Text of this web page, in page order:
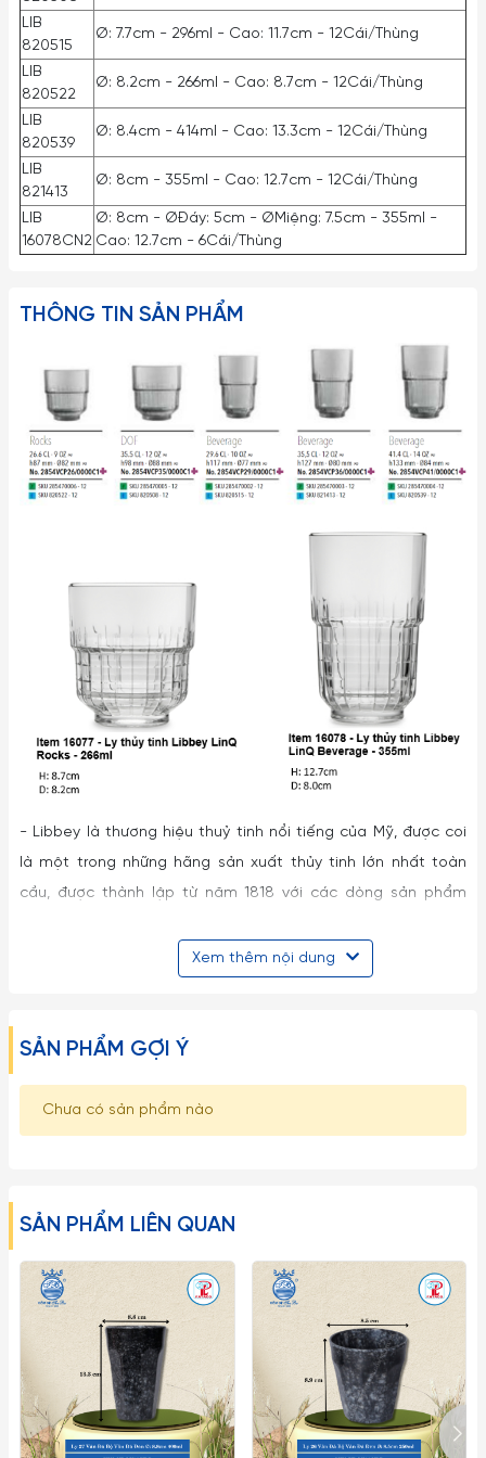
LIB
820515
Ø: 7.7cm - 296ml - Cao: 11.7cm - 12Cái/Thùng
LIB
820522
Ø: 8.2cm - 266ml - Cao: 8.7cm - 12Cái/Thùng
LIB
820539
Ø: 8.4cm - 414ml - Cao: 13.3cm - 12Cái/Thùng
LIB
821413
Ø: 8cm - 355ml - Cao: 12.7cm - 12Cái/Thùng
LIB
16078CN2
Ø: 8cm - ØĐáy: 5cm - ØMiệng: 7.5cm - 355ml -
Cao: 12.7cm - 6Cái/Thùng
THÔNG TIN SẢN PHẨM
- Libbey là thương hiệu thuỷ tinh nổi tiếng của Mỹ, được coi
là một trong những hãng sản xuất thủy tinh lớn nhất toàn
cầu, được thành lập từ năm 1818 với các dòng sản phẩm
Lan, Bồ Đào Nha và Trung Quốc (2 nhà máy).
của Libbey thể hiện rõ đặc trưng của hai khu vực: hoặc đơn
giản và hữu dụng, hoặc thanh mảnh và sang trọng.
sự đa dạng về mẫu mã, về dung tích trong cùng một thiết
đáng kể về mặt hiệu quả kinh tế cho các khách hàng khu vực
khách sạn, nhà hàng, quán cafe.
- Gốm Sứ Thu Ba tự hào là nhà phân phối chính thức các sản
phẩm của Libbey tại thị trường Việt Nam
- Ly thủy tinh Libbey là sản phẩm độc đáo của thương hiệu
Xem thêm nội dung
SẢN PHẨM GỢI Ý
Chưa có sản phẩm nào
SẢN PHẨM LIÊN QUAN